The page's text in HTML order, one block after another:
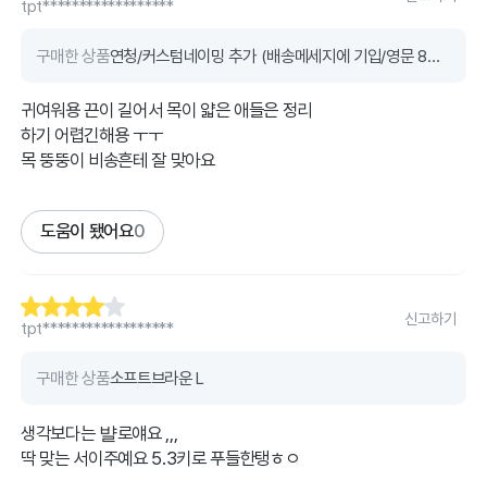
tpt******************
구매한 상품 연청/커스텀네이밍 추가 (배송메세지에 기입/영문 8자/한글4자 이내)
귀여워용 끈이 길어서 목이 얇은 애들은 정리
하기 어렵긴해용 ㅜㅜ
목 뚱뚱이 비송흔테 잘 맞아요
도움이 됐어요0
tpt******************
신고하기
구매한 상품소프트브라운 L
생각보다는 뱔로얘요 ,,,
딱 맞는 서이주예요 5.3키로 푸들한탱ㅎㅇ